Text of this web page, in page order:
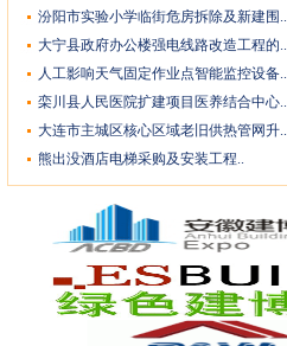
汾阳市实验小学临街危房拆除及新建围..
大宁县政府办公楼强电线路改造工程的..
人工影响天气固定作业点智能监控设备..
栾川县人民医院扩建项目医养结合中心..
大连市主城区核心区域老旧供热管网升..
熊出没酒店电梯采购及安装工程..